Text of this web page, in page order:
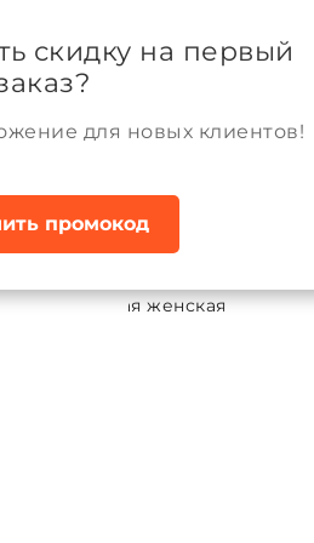
межсезонная женская
скидку на первый
для новых клиентов!
промокод